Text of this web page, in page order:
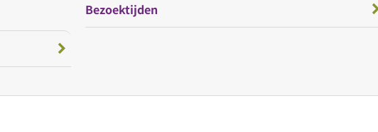
Bezoektijden